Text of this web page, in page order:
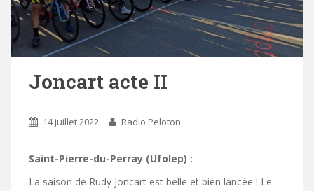
Joncart acte II
14 juillet 2022 Radio Peloton
Saint-Pierre-du-Perray (Ufolep) :
La saison de Rudy Joncart est belle et bien lancée ! Le